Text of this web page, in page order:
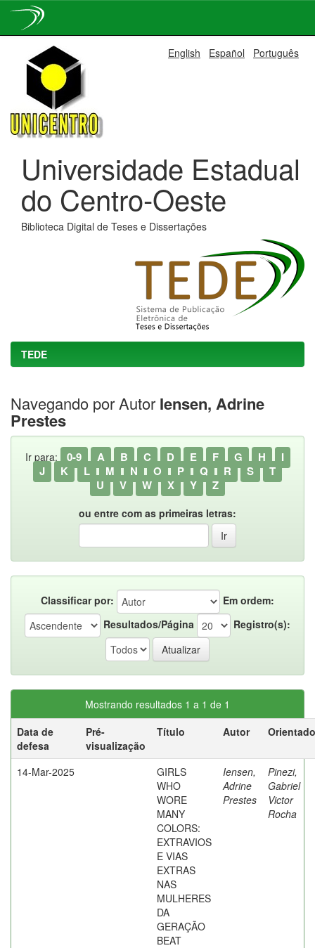
navigation
English Español Português
Universidade Estadual
do Centro-Oeste
Biblioteca Digital de Teses e Dissertações
TEDE
Navegando por Autor Iensen, Adrine
Prestes
Ir para: 0-9 A B C D E F G H
I
J
K L M N O P Q R S
T
U
V W X Y Z
ou entre com as primeiras letras:
Classificar por:
Em ordem:
Resultados/Página
Registro(s):
Mostrando resultados 1 a 1 de 1
Data de
defesa
Pré-
visualização
Título Autor
14-Mar-2025
GIRLS
WHO
WORE
MANY
COLORS:
EXTRAVIOS
E VIAS
EXTRAS
NAS
MULHERES
DA
GERAÇÃO
BEAT
Iensen,
Adrine
Prestes
Pinezi,
Gabriel
Victor
Rocha